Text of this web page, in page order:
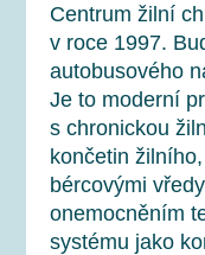
Centrum žilní
v roce 1997.
autobusového
Je to moderní
s chronickou
končetin
bércovými
onemocněním
systému jako